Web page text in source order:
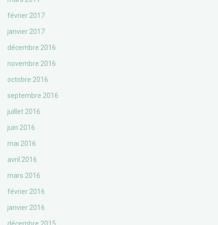
février 2017
janvier 2017
décembre 2016
novembre 2016
octobre 2016
septembre 2016
juillet 2016
juin 2016
mai 2016
avril 2016
mars 2016
février 2016
janvier 2016